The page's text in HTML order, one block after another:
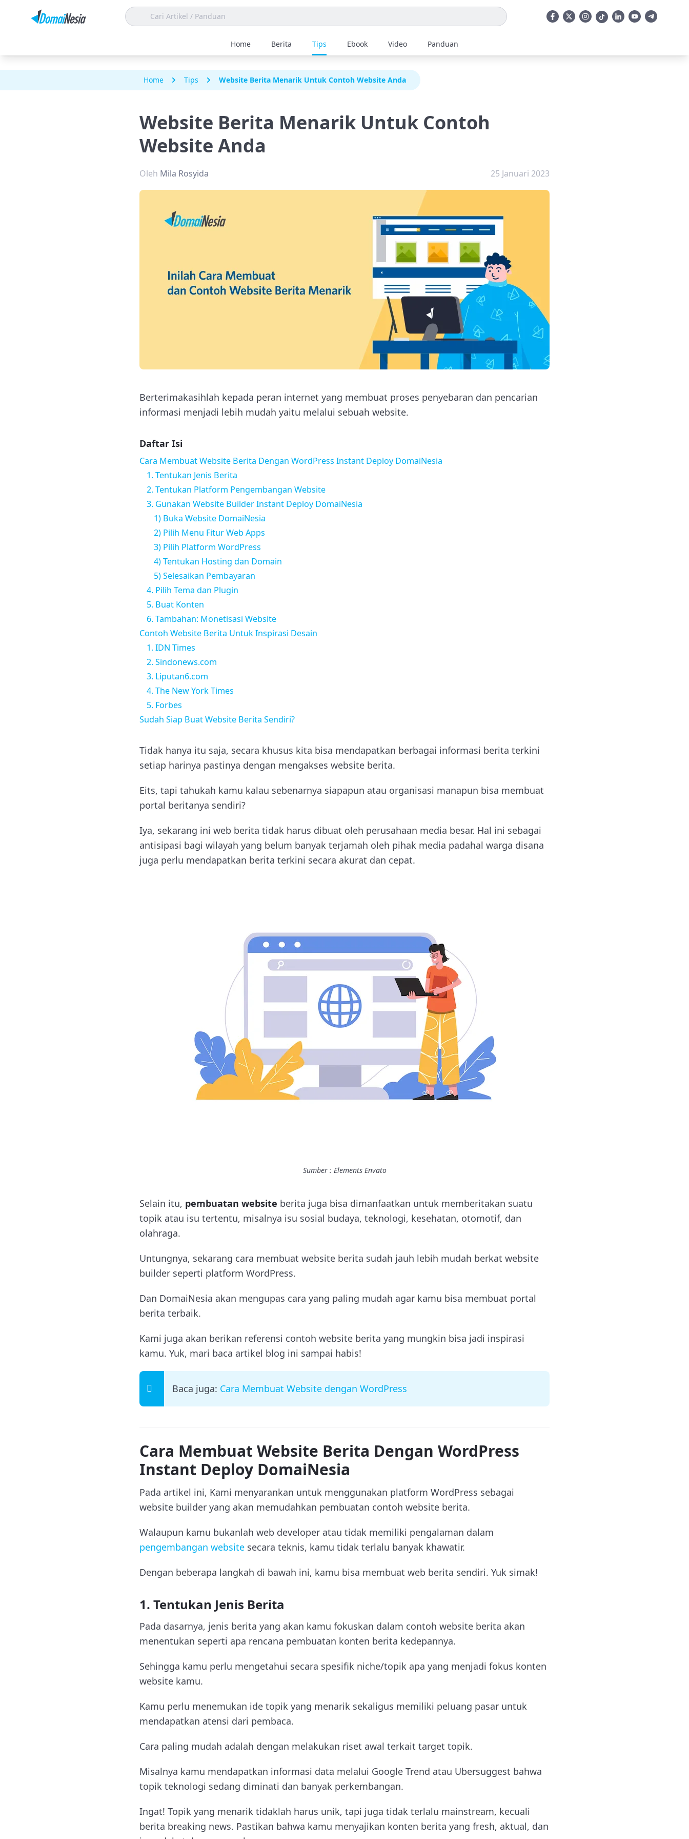
Home Berita Tips Ebook Video Panduan
Home Tips Website Berita Menarik Untuk Contoh Website Anda
Website Berita Menarik Untuk Contoh
Website Anda
Oleh Mila Rosyida 25 Januari 2023
Berterimakasihlah kepada peran internet yang membuat proses penyebaran dan pencarian
informasi menjadi lebih mudah yaitu melalui sebuah website.
Daftar Isi
Cara Membuat Website Berita Dengan WordPress Instant Deploy DomaiNesia
1. Tentukan Jenis Berita
2. Tentukan Platform Pengembangan Website
3. Gunakan Website Builder Instant Deploy DomaiNesia
1) Buka Website DomaiNesia
2) Pilih Menu Fitur Web Apps
3) Pilih Platform WordPress
4) Tentukan Hosting dan Domain
5) Selesaikan Pembayaran
4. Pilih Tema dan Plugin
5. Buat Konten
6. Tambahan: Monetisasi Website
Contoh Website Berita Untuk Inspirasi Desain
1. IDN Times
2. Sindonews.com
3. Liputan6.com
4. The New York Times
5. Forbes
Sudah Siap Buat Website Berita Sendiri?
Tidak hanya itu saja, secara khusus kita bisa mendapatkan berbagai informasi berita terkini
setiap harinya pastinya dengan mengakses website berita.
Eits, tapi tahukah kamu kalau sebenarnya siapapun atau organisasi manapun bisa membuat
portal beritanya sendiri?
Iya, sekarang ini web berita tidak harus dibuat oleh perusahaan media besar. Hal ini sebagai
antisipasi bagi wilayah yang belum banyak terjamah oleh pihak media padahal warga disana
juga perlu mendapatkan berita terkini secara akurat dan cepat.
Sumber : Elements Envato
Selain itu, pembuatan website berita juga bisa dimanfaatkan untuk memberitakan suatu
topik atau isu tertentu, misalnya isu sosial budaya, teknologi, kesehatan, otomotif, dan
olahraga.
Untungnya, sekarang cara membuat website berita sudah jauh lebih mudah berkat website
builder seperti platform WordPress.
Dan DomaiNesia akan mengupas cara yang paling mudah agar kamu bisa membuat portal
berita terbaik.
Kami juga akan berikan referensi contoh website berita yang mungkin bisa jadi inspirasi
kamu. Yuk, mari baca artikel blog ini sampai habis!
Baca juga: Cara Membuat Website dengan WordPress
Cara Membuat Website Berita Dengan WordPress
Instant Deploy DomaiNesia
Pada artikel ini, Kami menyarankan untuk menggunakan platform WordPress sebagai
website builder yang akan memudahkan pembuatan contoh website berita.
Walaupun kamu bukanlah web developer atau tidak memiliki pengalaman dalam
pengembangan website secara teknis, kamu tidak terlalu banyak khawatir.
Dengan beberapa langkah di bawah ini, kamu bisa membuat web berita sendiri. Yuk simak!
1. Tentukan Jenis Berita
Pada dasarnya, jenis berita yang akan kamu fokuskan dalam contoh website berita akan
menentukan seperti apa rencana pembuatan konten berita kedepannya.
Sehingga kamu perlu mengetahui secara spesifik niche/topik apa yang menjadi fokus konten
website kamu.
Kamu perlu menemukan ide topik yang menarik sekaligus memiliki peluang pasar untuk
mendapatkan atensi dari pembaca.
Cara paling mudah adalah dengan melakukan riset awal terkait target topik.
Misalnya kamu mendapatkan informasi data melalui Google Trend atau Ubersuggest bahwa
topik teknologi sedang diminati dan banyak perkembangan.
Ingat! Topik yang menarik tidaklah harus unik, tapi juga tidak terlalu mainstream, kecuali
berita breaking news. Pastikan bahwa kamu menyajikan konten berita yang fresh, aktual, dan